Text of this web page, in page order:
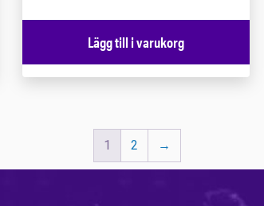
Lägg till i varukorg
1 2 →